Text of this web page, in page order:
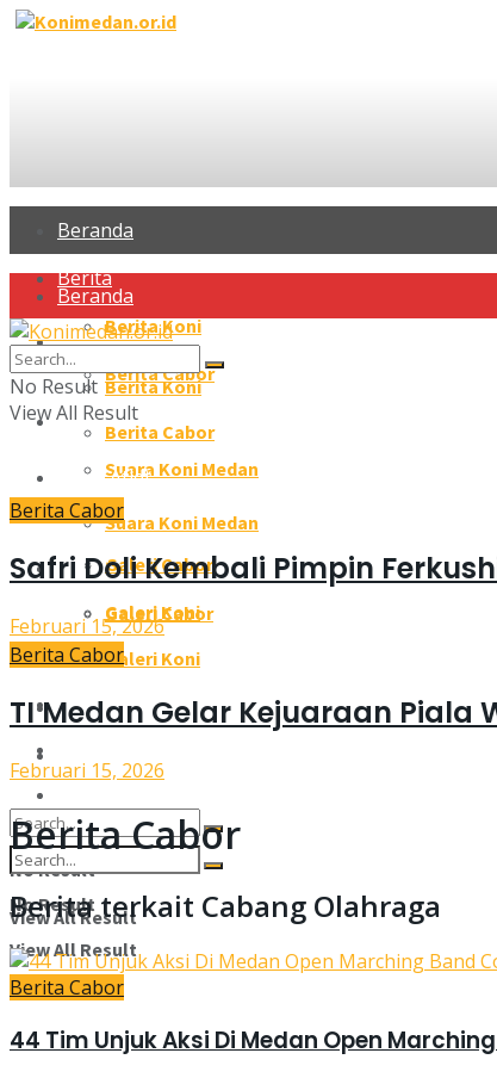
Beranda
Berita
Berita Koni
Berita Cabor
Profil Atlet
Suara Koni Medan
Galeri
Galeri Cabor
Galeri Koni
Pengcab/Pengkot
Susunan Pengurus
No Result
View All Result
Beranda
Berita
Berita Koni
Berita Cabor
Profil Atlet
Suara Koni Medan
Galeri
Galeri Cabor
Galeri Koni
Pengcab/Pengkot
No Result
View All Result
No Result
View All Result
Berita Cabor
Safri Doli Kembali Pimpin
Februari 15, 2026
Berita Cabor
TI Medan Gelar Kejuaraan Piala
Februari 15, 2026
Berita Cabor
Berita terkait Cabang Olahraga
Berita Cabor
44 Tim Unjuk Aksi Di Medan Open